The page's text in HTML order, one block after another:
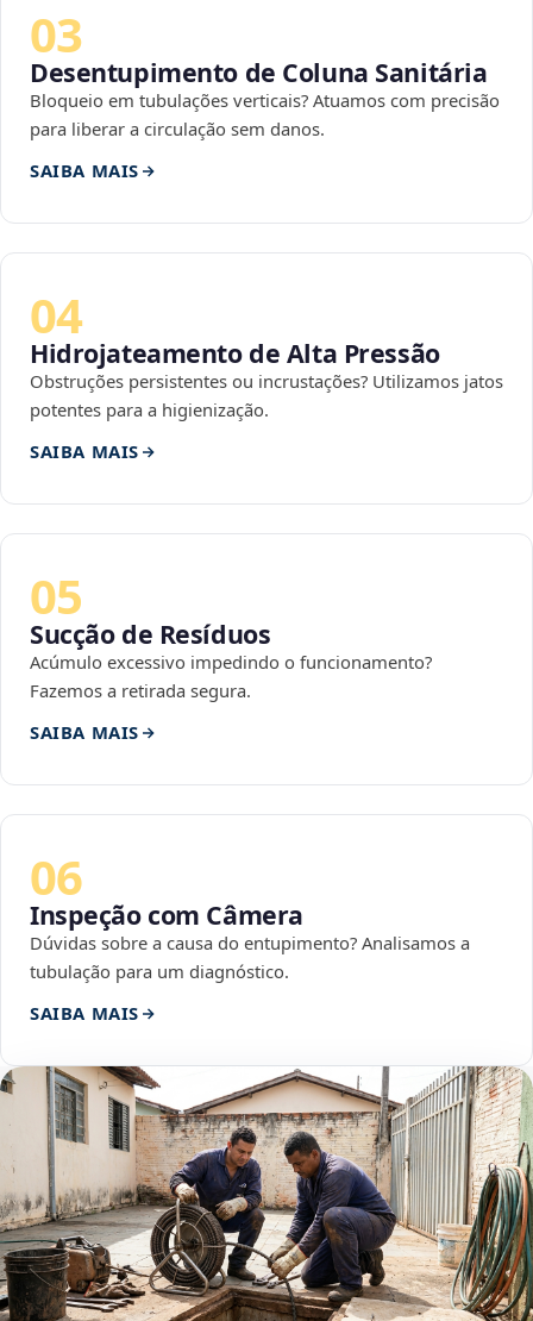
03
Desentupimento de Coluna Sanitária
Bloqueio em tubulações verticais? Atuamos com precisão
para liberar a circulação sem danos.
SAIBA MAIS
04
Hidrojateamento de Alta Pressão
Obstruções persistentes ou incrustações? Utilizamos jatos
potentes para a higienização.
SAIBA MAIS
05
Sucção de Resíduos
Acúmulo excessivo impedindo o funcionamento?
Fazemos a retirada segura.
SAIBA MAIS
06
Inspeção com Câmera
Dúvidas sobre a causa do entupimento? Analisamos a
tubulação para um diagnóstico.
SAIBA MAIS